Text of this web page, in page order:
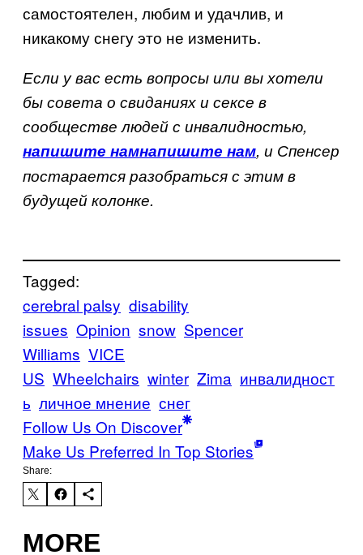
самостоятелен, любим и удачлив, и
никакому снегу это не изменить.
Если у вас есть вопросы или вы хотели
бы совета о свиданиях и сексе в
сообществе людей с инвалидностью,
напишите намнапишите нам, и Спенсер
постарается разобраться с этим в
будущей колонке.
Tagged:
cerebral palsy disability
issues Opinion snow Spencer
Williams VICE
US Wheelchairs winter Zima инвалидност
ь личное мнение снег
Follow Us On Discover
Make Us Preferred In Top Stories
Share:
MORE